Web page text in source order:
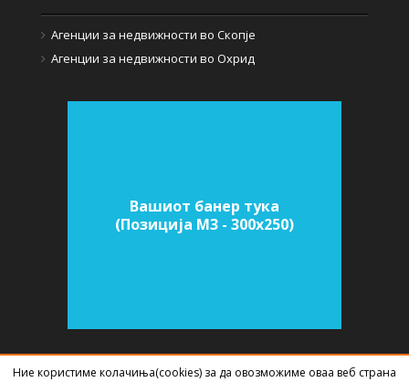
Агенции за недвижности во Скопје
Агенции за недвижности во Охрид
Вашиот банер тука
(Позиција M3 - 300х250)
Ние користиме колачиња(cookies) за да овозможиме оваа веб страна